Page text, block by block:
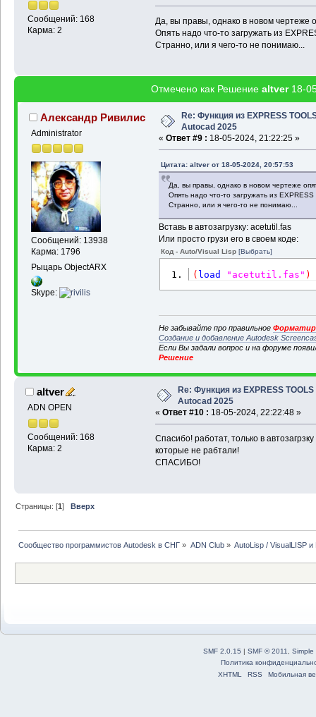
Сообщений: 168
Карма: 2
Да, вы правы, однако в новом чертеже
Опять надо что-то загружать из
Странно, или я чего-то не понимаю...
Отмечено как Решение altver18-
Александр Ривилис
Administrator
Сообщений: 13938
Карма: 1796
Рыцарь ObjectARX
Skype:
Re: Функция из EXPRESS
Autocad 2025
« Ответ #9 : 18-05-2024, 21:22:25 »
Цитата: altver от 18-05-2024, 20:57:53
Да, вы правы, однако в новом чертеже
Опять надо что-то загружать из EXPRESS
Странно, или я чего-то не понимаю...
Вставь в автозагрузку: acetutil.fas
Или просто грузи его в своем коде:
Код - Auto/Visual Lisp [Выбрать]
( load "acetutil.fas" )
Не забывайте про правильное
Создание и добавление Autodesk
Если Вы задали вопрос и на форуме
Решение
altver
ADN OPEN
Сообщений: 168
Карма: 2
Re: Функция из EXPRESS TOOLS
Autocad 2025
« Ответ #10 : 18-05-2024, 22:22:48 »
Спасибо! работат, только в
которые не рабтали!
СПАСИБО!
Страницы: [1]Вверх
Сообщество программистов Autodesk в СНГ » ADN Club» AutoLisp / VisualLISP и
SMF 2.0.15 | SMF © 2011
Simple
Политика
XHTML
RSS Мобильная